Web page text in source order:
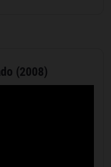
(2008)